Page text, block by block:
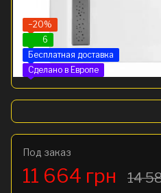
−20%
6
Бесплатная доставка
Сделано в Европе
Под заказ
11 664 грн 14